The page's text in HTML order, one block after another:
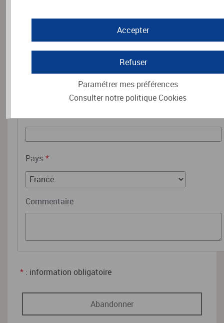
Pays *
Commentaire
* : information obligatoire
Abandonner
Accepter
Refuser
Paramétrer mes préférences
Consulter notre politique Cookies